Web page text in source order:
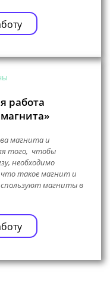
работа
магнита и
того, чтобы
необходимо
такое магнит и
магниты в